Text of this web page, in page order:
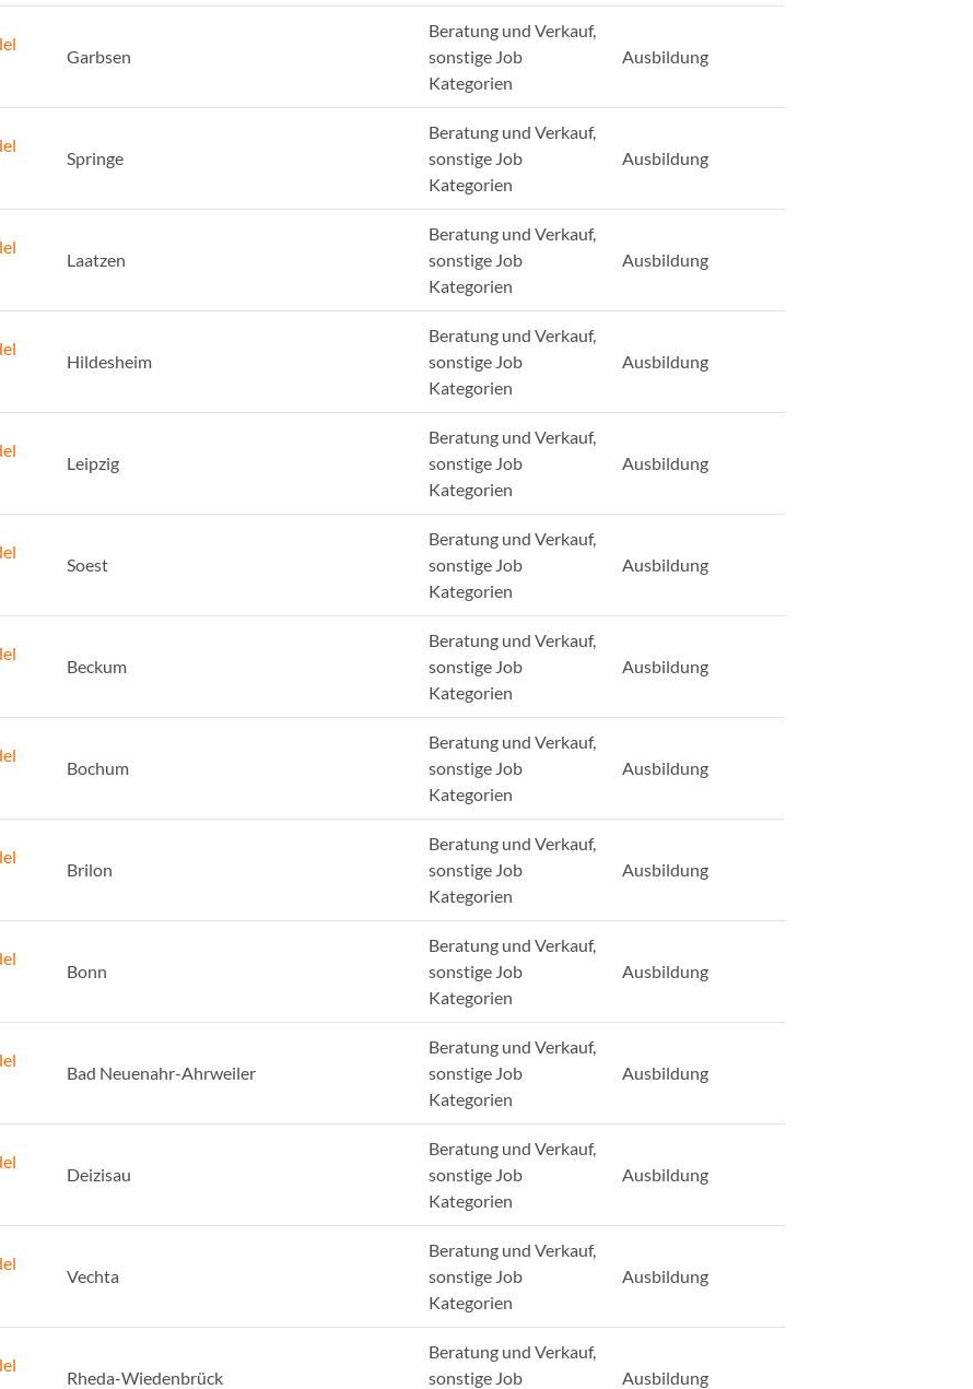
Garbsen
Beratung und Verkauf,
sonstige Job
Kategorien
Ausbildung
Springe
Beratung und Verkauf,
sonstige Job
Kategorien
Ausbildung
Laatzen
Beratung und Verkauf,
sonstige Job
Kategorien
Ausbildung
Hildesheim
Beratung und Verkauf,
sonstige Job
Kategorien
Ausbildung
Leipzig
Beratung und Verkauf,
sonstige Job
Kategorien
Ausbildung
Soest
Beratung und Verkauf,
sonstige Job
Kategorien
Ausbildung
Beckum
Beratung und Verkauf,
sonstige Job
Kategorien
Ausbildung
Bochum
Beratung und Verkauf,
sonstige Job
Kategorien
Ausbildung
Brilon
Beratung und Verkauf,
sonstige Job
Kategorien
Ausbildung
Bonn
Beratung und Verkauf,
sonstige Job
Kategorien
Ausbildung
Bad Neuenahr-Ahrweiler
Beratung und Verkauf,
sonstige Job
Kategorien
Ausbildung
Deizisau
Beratung und Verkauf,
sonstige Job
Kategorien
Ausbildung
Vechta
Beratung und Verkauf,
sonstige Job
Kategorien
Ausbildung
Rheda-Wiedenbrück
Beratung und Verkauf,
sonstige Job
Ausbildung